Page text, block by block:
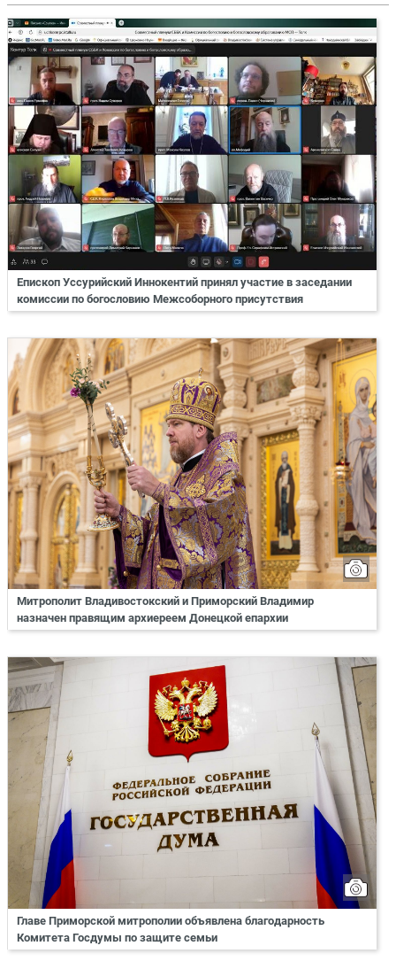
Епископ Уссурийский Иннокентий принял участие в заседании
комиссии по богословию Межсоборного присутствия
Митрополит Владивостокский и Приморский Владимир
назначен правящим архиереем Донецкой епархии
Главе Приморской митрополии объявлена благодарность
Комитета Госдумы по защите семьи